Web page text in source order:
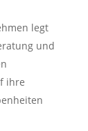
legt
und
ihre